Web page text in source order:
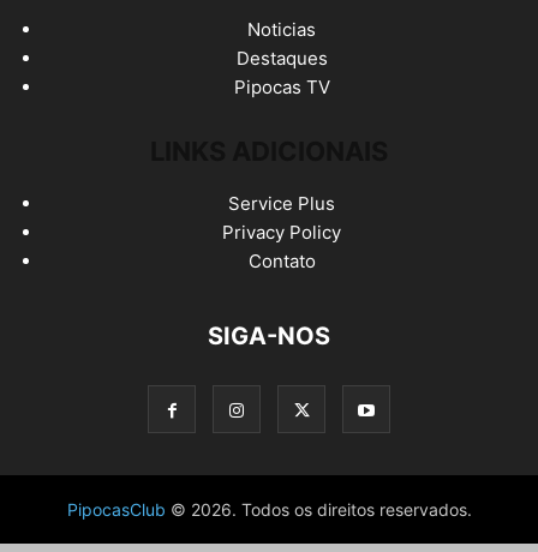
Noticias
Destaques
Pipocas TV
Service Plus
Privacy Policy
Contato
SIGA-NOS
PipocasClub © 2026. Todos os direitos reservados.